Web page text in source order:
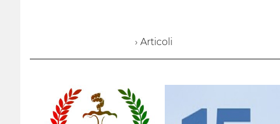
› Articoli